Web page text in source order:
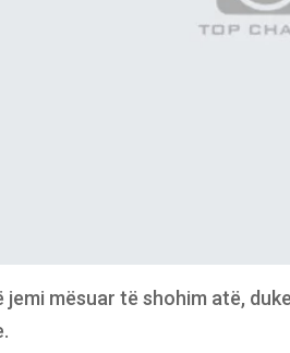
jemi mësuar të shohim atë,